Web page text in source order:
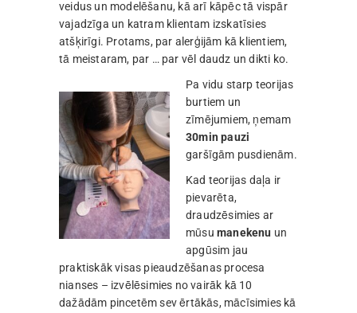
veidus un modelēšanu, kā arī kāpēc tā vispār
vajadzīga un katram klientam izskatīsies
atšķirīgi. Protams, par alerģijām kā klientiem,
tā meistaram, par … par vēl daudz un dikti ko.
Pa vidu starp teorijas
burtiem un
zīmējumiem, ņemam
30min pauzi
garšīgām pusdienām.
Kad teorijas daļa ir
pievarēta,
draudzēsimies ar
mūsu manekenu un
apgūsim jau
praktiskāk visas pieaudzēšanas procesa
nianses – izvēlēsimies no vairāk kā 10
dažādām pincetēm sev ērtākās, mācīsimies kā